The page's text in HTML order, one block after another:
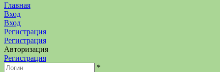
Главная
Вход
Вход
Регистрация
Регистрация
Авторизация
Регистрация
*